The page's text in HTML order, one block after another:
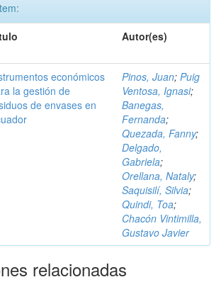
Autor(es)
económicos
la gestión de
de envases en
Pinos, Juan; Puig
Ventosa, Ignasi;
Banegas,
Fernanda;
Quezada, Fanny;
Delgado,
Gabriela;
Orellana, Nataly;
Saquisilí, Silvia;
Quindi, Toa;
Chacón Vintimilla,
Gustavo Javier
relacionadas